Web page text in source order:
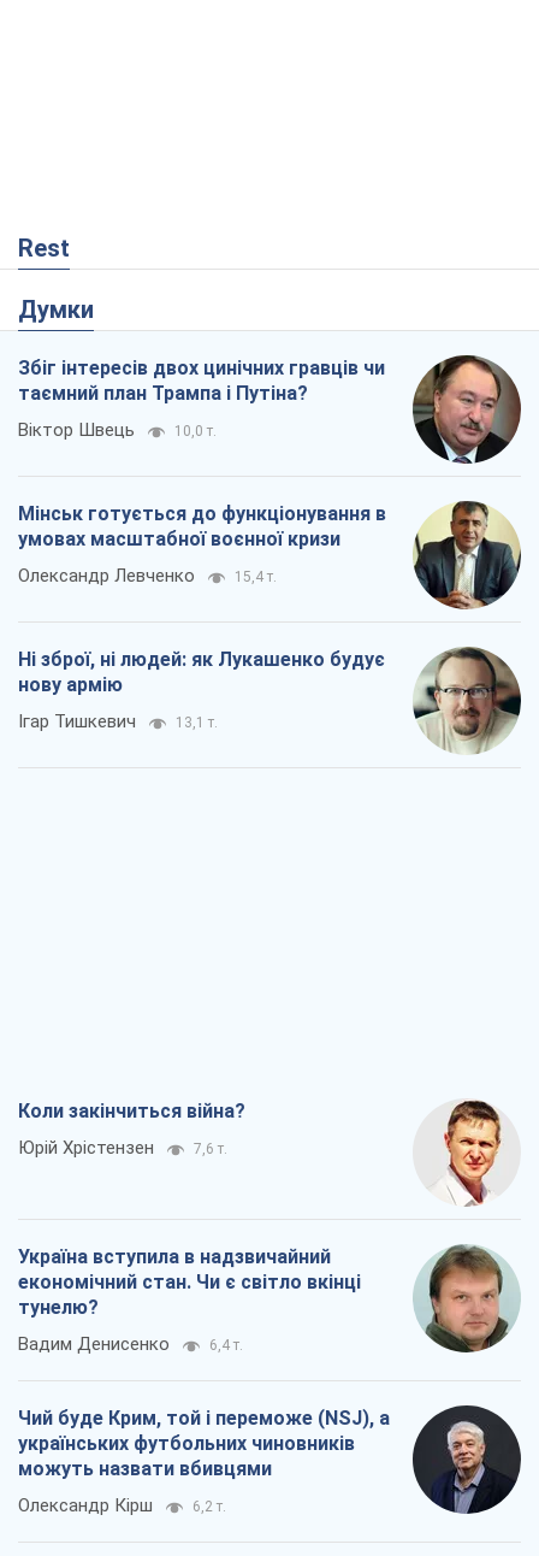
Rest
Думки
Збіг інтересів двох цинічних гравців чи
таємний план Трампа і Путіна?
Віктор Швець 10,0 т.
Мінськ готується до функціонування в
умовах масштабної воєнної кризи
Олександр Левченко 15,4 т.
Ні зброї, ні людей: як Лукашенко будує
нову армію
Ігар Тишкевич 13,1 т.
Коли закінчиться війна?
Юрій Хрістензен 7,6 т.
Україна вступила в надзвичайний
економічний стан. Чи є світло вкінці
тунелю?
Вадим Денисенко 6,4 т.
Чий буде Крим, той і переможе (NSJ), а
українських футбольних чиновників
можуть назвати вбивцями
Олександр Кірш 6,2 т.